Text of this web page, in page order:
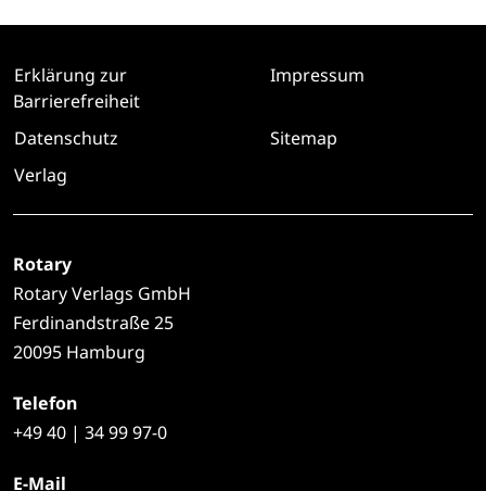
Erklärung zur
Barrierefreiheit
Impressum
Datenschutz
Sitemap
Verlag
Rotary
Rotary Verlags GmbH
Ferdinandstraße 25
20095 Hamburg
Telefon
+4940 | 34 99 97-0
E-Mail